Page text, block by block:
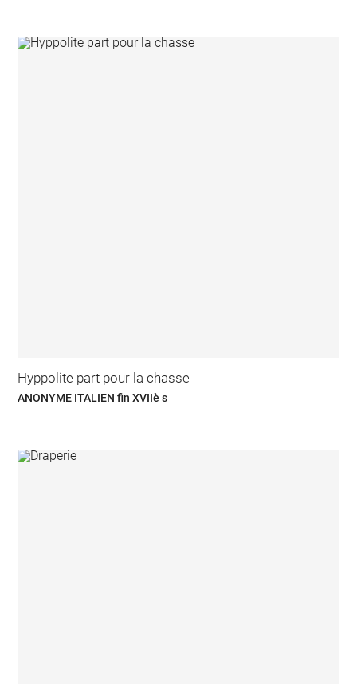
Hyppolite part pour la chasse
ANONYME ITALIEN fin XVIIè s